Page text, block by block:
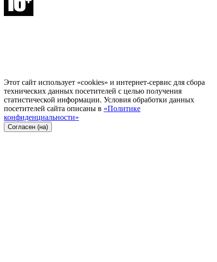
Этот сайт использует «cookies» и интернет-сервис для сбора
технических данных посетителей с целью получения
статистической информации. Условия обработки данных
посетителей сайта описаны в «Политике
конфиденциальности»
Согласен (на)